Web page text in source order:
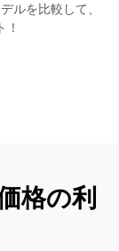
ルを比較して、
格の利